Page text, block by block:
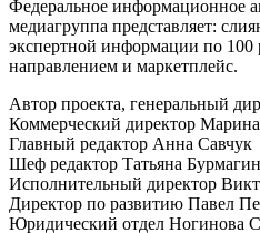
Федеральное
медиагруппа представляет:
экспертной информации по 100
направлением и маркетплейс.
Автор проекта, генеральный
Коммерческий директор
Главный редактор Анна Савчук
Шеф редактор Татьяна
Исполнительный директор
Директор по развитию Павел
Юридический отдел Ногинова